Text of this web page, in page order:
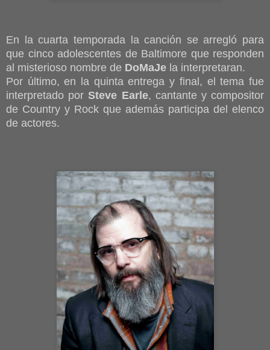
En la cuarta temporada la canción se arregló para
que cinco adolescentes de Baltimore que responden
al misterioso nombre de DoMaJe la interpretaran.
Por último, en la quinta entrega y final, el tema fue
interpretado porSteve Earle, cantante y compositor
de Country y Rock que además participa del elenco
de actores.